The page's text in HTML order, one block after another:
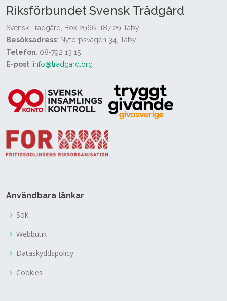
Riksförbundet Svensk Trädgård
Svensk Trädgård, Box 2966, 187 29 Täby
Besöksadress: Nytorpsvägen 34, Täby
Telefon: 08-792 13 15
E-post: info@tradgard.org
Användbara länkar
Sök
Webbutik
Dataskyddspolicy
Cookies